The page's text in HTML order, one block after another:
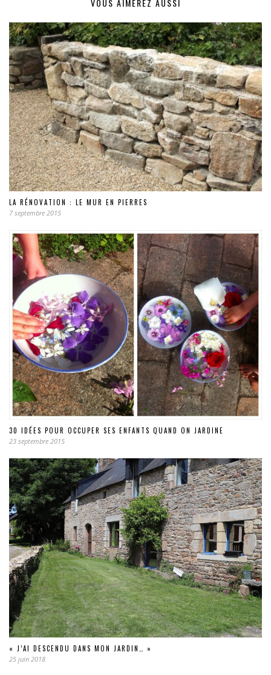
VOUS AIMEREZ AUSSI
LA RÉNOVATION : LE MUR EN PIERRES
7 septembre 2015
30 IDÉES POUR OCCUPER SES ENFANTS QUAND ON JARDINE
23 septembre 2015
« J’AI DESCENDU DANS MON JARDIN… »
25 juin 2018